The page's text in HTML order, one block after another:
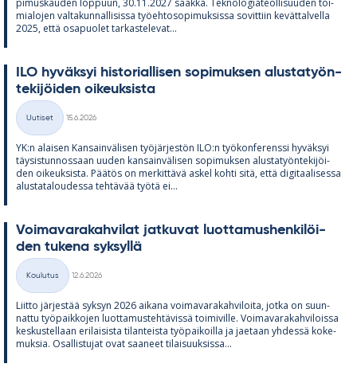
pi­mus­kau­den lop­puun, 30.11.2027 saakka. Tek­no­lo­gia­teol­li­suu­den toi­
mia­lo­jen val­ta­kun­nal­li­sissa työ­eh­to­so­pi­muk­sissa so­vit­tiin ke­vät­tal­vella
2025, että os­a­puo­let tar­kas­te­le­vat...
ILO hy­väk­syi his­to­rial­li­sen so­pi­muk­sen alus­ta­työn­
te­ki­jöi­den oi­keuk­sista
Kategoriat
Uutiset
15.6.2026
YK:n alai­sen Kan­sain­vä­li­sen työ­jär­jes­tön ILO:n työ­kon­fe­renssi hy­väk­syi
täy­sis­tun­nos­saan uu­den kan­sain­vä­li­sen so­pi­muk­sen alus­ta­työn­te­ki­jöi­
den oi­keuk­sista. Pää­tös on mer­kit­tävä as­kel kohti sitä, että di­gi­taa­li­sessa
alus­ta­ta­lou­dessa teh­tä­vää työtä ei...
Voi­ma­va­ra­kah­vi­lat jat­ku­vat luot­ta­mus­hen­ki­löi­
den tu­kena syk­syllä
Kategoriat
Koulutus
12.6.2026
Liitto jär­jes­tää syk­syn 2026 ai­kana voi­ma­va­ra­kah­vi­loita, jotka on suun­
nattu työ­paik­ko­jen luot­ta­mus­teh­tä­vissä toi­mi­ville. Voi­ma­va­ra­kah­vi­loissa
kes­kus­tel­laan eri­lai­sista ti­lan­teista työ­pai­koilla ja jae­taan yh­dessä ko­ke­
muk­sia. Osal­lis­tu­jat ovat saa­neet ti­lai­suuk­sissa...